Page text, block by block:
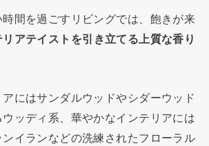
間を過ごすリビングでは、飽きが来
アテイストを引き立てる上質な香り
にはサンダルウッドやシダーウッド
ッディ系、華やかなインテリアには
イランなどの洗練されたフローラル